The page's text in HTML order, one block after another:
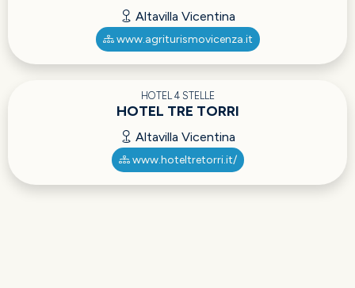
Altavilla Vicentina
www.agriturismovicenza.it
HOTEL 4 STELLE
HOTEL TRE TORRI
Altavilla Vicentina
www.hoteltretorri.it/